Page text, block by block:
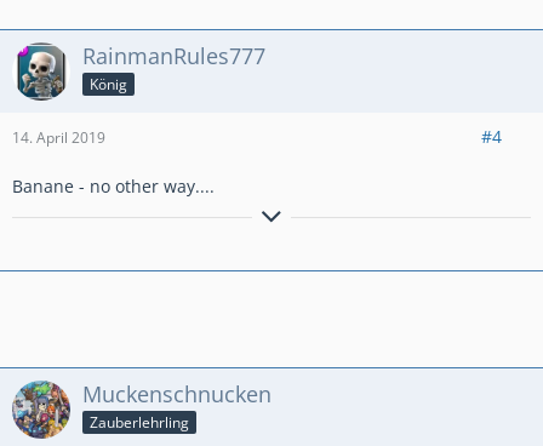
RainmanRules777
König
14. April 2019 #4
Banane - no other way....
Muckenschnucken
Zauberlehrling